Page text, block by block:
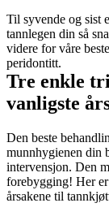
Til syvende og sist
tannlegen din så
videre for våre
peridontitt.
Tre enkle
vanligste
Den beste
munnhygienen din
intervensjon. Den
forebygging! Her
årsakene til